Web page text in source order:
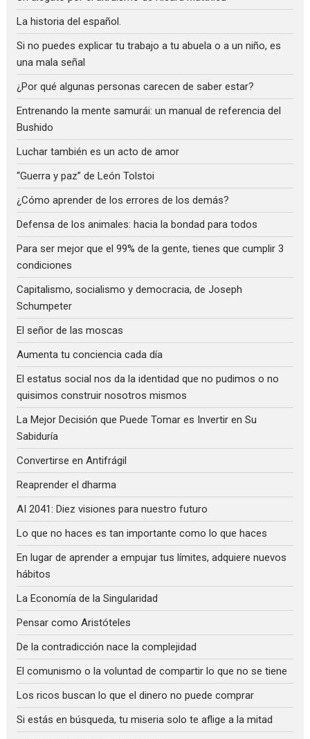
La historia del español.
Si no puedes explicar tu trabajo a tu abuela o a un niño, es
una mala señal
¿Por qué algunas personas carecen de saber estar?
Entrenando la mente samurái: un manual de referencia del
Bushido
Luchar también es un acto de amor
“Guerra y paz” de León Tolstoi
¿Cómo aprender de los errores de los demás?
Defensa de los animales: hacia la bondad para todos
Para ser mejor que el 99% de la gente, tienes que cumplir 3
condiciones
Capitalismo, socialismo y democracia, de Joseph
Schumpeter
El señor de las moscas
Aumenta tu conciencia cada día
El estatus social nos da la identidad que no pudimos o no
quisimos construir nosotros mismos
La Mejor Decisión que Puede Tomar es Invertir en Su
Sabiduría
Convertirse en Antifrágil
Reaprender el dharma
AI 2041: Diez visiones para nuestro futuro
Lo que no haces es tan importante como lo que haces
En lugar de aprender a empujar tus límites, adquiere nuevos
hábitos
La Economía de la Singularidad
Pensar como Aristóteles
De la contradicción nace la complejidad
El comunismo o la voluntad de compartir lo que no se tiene
Los ricos buscan lo que el dinero no puede comprar
Si estás en búsqueda, tu miseria solo te aflige a la mitad